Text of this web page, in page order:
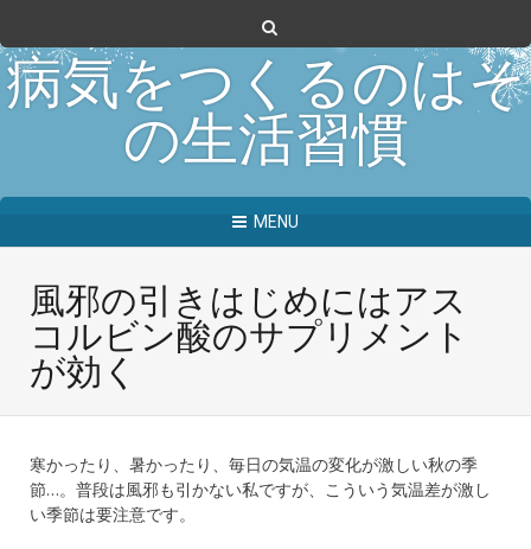
病気をつくるのはそ
の生活習慣
MENU
風邪の引きはじめにはアス
コルビン酸のサプリメント
が効く
寒かったり、暑かったり、毎日の気温の変化が激しい秋の季
節…。普段は風邪も引かない私ですが、こういう気温差が激し
い季節は要注意です。